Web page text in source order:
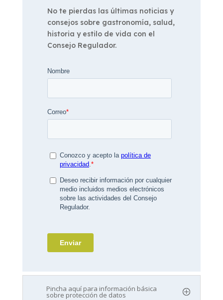
No te pierdas las últimas noticias y
consejos sobre gastronomía, salud,
historia y estilo de vida con el
Consejo Regulador.
Pincha aquí para información básica
sobre protección de datos